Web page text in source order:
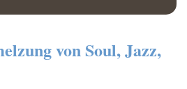
von Soul, Jazz,